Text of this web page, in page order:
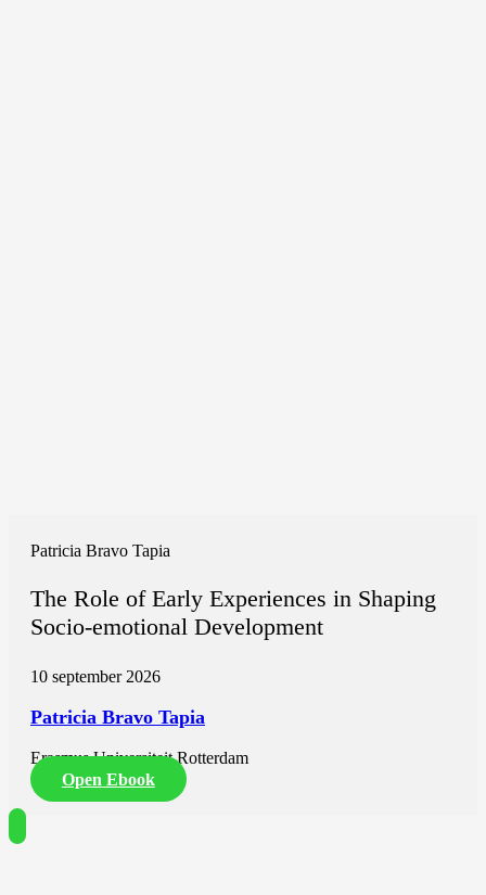
Patricia Bravo Tapia
The Role of Early Experiences in Shaping
Socio-emotional Development
10 september 2026
Patricia Bravo Tapia
Erasmus Universiteit Rotterdam
Open Ebook